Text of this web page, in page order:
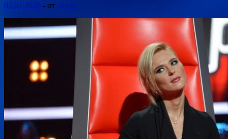
03.02.2020 - от admin